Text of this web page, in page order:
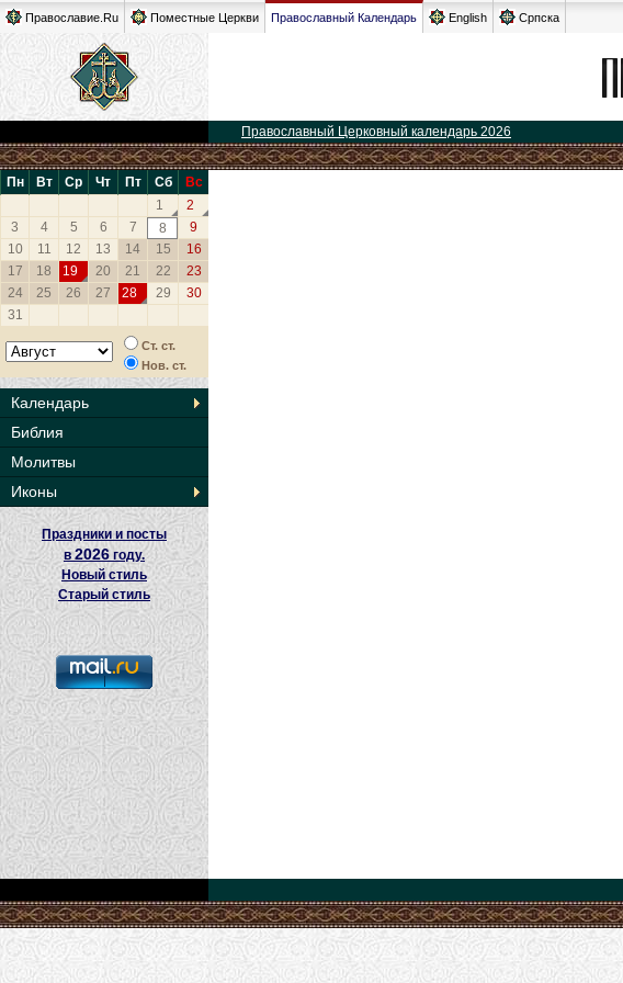
Православие.Ru Поместные Церкви Православный Календарь English Српска
Православный Церковный календарь 2026
Пн Вт Ср Чт Пт Сб
Вс
1
2
3
4 5 6 7 8
9
10
11 12 13 14 15
16
17
18 19 20 21 22
23
24
25 26 27 28 29
30
31
Ст. ст.
Нов. ст.
Календарь
Библия
Молитвы
Иконы
Праздники и посты
в2026 году.
Новый стиль
Старый стиль